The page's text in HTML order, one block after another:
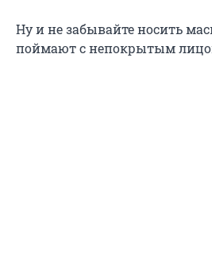
Ну и не забывайте носить
поймают с непокрытым